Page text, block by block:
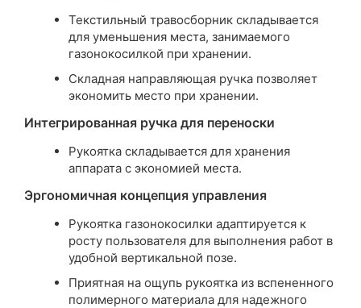
Текстильный травосборник складывается
для уменьшения места, занимаемого
газонокосилкой при хранении.
Складная направляющая ручка позволяет
экономить место при хранении.
Интегрированная ручка для переноски
Рукоятка складывается для хранения
аппарата с экономией места.
Эргономичная концепция управления
Рукоятка газонокосилки адаптируется к
росту пользователя для выполнения работ в
удобной вертикальной позе.
Приятная на ощупь рукоятка из вспененного
полимерного материала для надежного